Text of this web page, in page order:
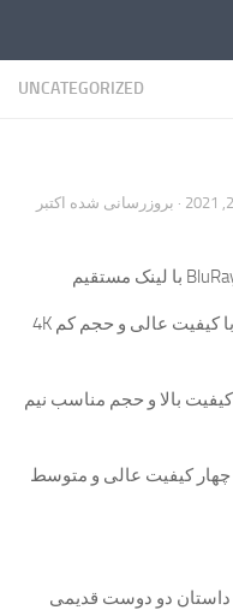
UNCATEGORIZED
· بروزرسانی شده اکتبر
دانلود سریال شبکه خانگی نیسان آبی با کیفیت عالی و حجم کم 4K
کیفیت بالا و حجم مناسب نیم
چهار کیفیت عالی و متوسط
دو دوست قدیمی